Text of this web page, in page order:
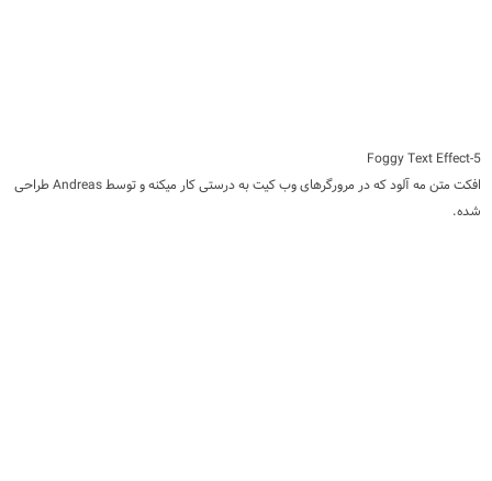
5-Foggy Text Effect
​افکت متن مه آلود که در مرورگرهای وب کیت به درستی کار میکنه و توسط Andreas طراحی
شده.